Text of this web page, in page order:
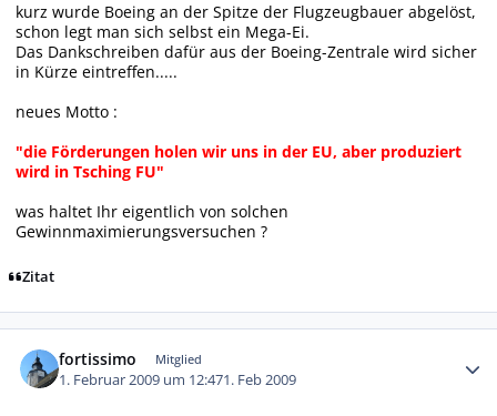
kurz wurde Boeing an der Spitze der Flugzeugbauer abgelöst,
schon legt man sich selbst ein Mega-Ei.
Das Dankschreiben dafür aus der Boeing-Zentrale wird sicher
in Kürze eintreffen.....
neues Motto :
"die Förderungen holen wir uns in der EU, aber produziert
wird in Tsching FU"
was haltet Ihr eigentlich von solchen
Gewinnmaximierungsversuchen ?
Zitat
fortissimo Mitglied
1. Februar 2009 um 12:471. Feb 2009